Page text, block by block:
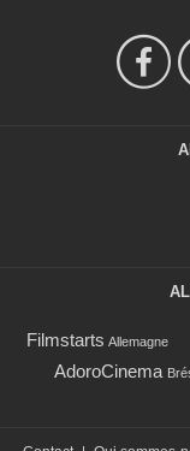
Filmstarts Allemagne
AdoroCinema